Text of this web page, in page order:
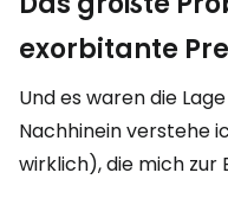
exorbitante
Und es waren die
Nachhinein verstehe
wirklich), die mich zur